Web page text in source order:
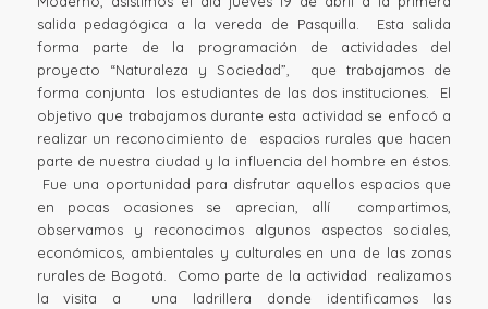
salida pedagógica a la vereda de Pasquilla. Esta salida
forma parte de la programación de actividades del
proyecto “Naturaleza y Sociedad”, que trabajamos de
forma conjunta los estudiantes de las dos instituciones. El
objetivo que trabajamos durante esta actividad se enfocó a
realizar un reconocimiento de espacios rurales que hacen
parte de nuestra ciudad y la influencia del hombre en éstos.
Fue una oportunidad para disfrutar aquellos espacios que
en pocas ocasiones se aprecian, allí compartimos,
observamos y reconocimos algunos aspectos sociales,
económicos, ambientales y culturales en una de las zonas
rurales de Bogotá. Como parte de la actividad realizamos
la visita a una ladrillera donde identificamos las